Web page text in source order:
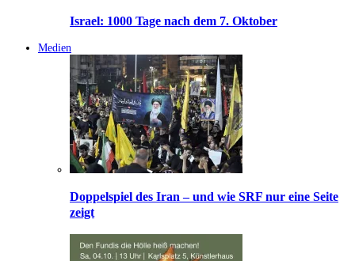
Israel: 1000 Tage nach dem 7. Oktober
Medien
Doppelspiel des Iran – und wie SRF nur eine Seite
zeigt